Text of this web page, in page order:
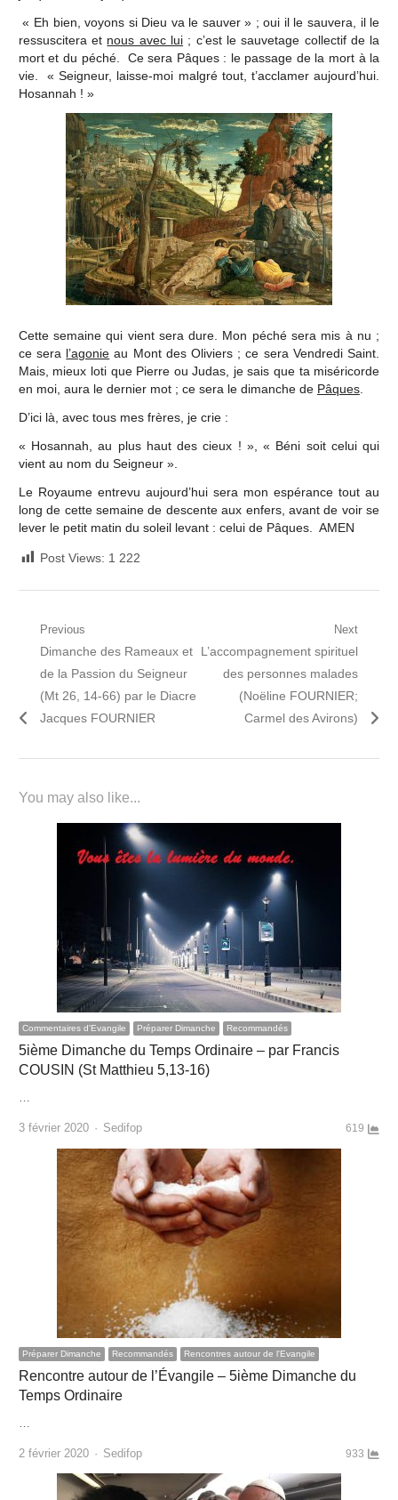
« Eh bien, voyons si Dieu va le sauver » ; oui il le sauvera, il le
ressuscitera et nous avec lui ; c’est le sauvetage collectif de la
mort et du péché. Ce sera Pâques : le passage de la mort à la
vie. « Seigneur, laisse-moi malgré tout, t’acclamer aujourd’hui.
Hosannah ! »
Cette semaine qui vient sera dure. Mon péché sera mis à nu ;
ce sera l’agonie au Mont des Oliviers ; ce sera Vendredi Saint.
Mais, mieux loti que Pierre ou Judas, je sais que ta miséricorde
en moi, aura le dernier mot ; ce sera le dimanche de Pâques.
D’ici là, avec tous mes frères, je crie :
« Hosannah, au plus haut des cieux ! », « Béni soit celui qui
vient au nom du Seigneur ».
Le Royaume entrevu aujourd’hui sera mon espérance tout au
long de cette semaine de descente aux enfers, avant de voir se
lever le petit matin du soleil levant : celui de Pâques. AMEN
Post Views: 1 222
Navigation
l’article
Previous
Previous
post:
Dimanche des Rameaux et
de la Passion du Seigneur
(Mt 26, 14-66) par le Diacre
Jacques FOURNIER
Next
Next
post:
L’accompagnement spirituel
des personnes malades
(Noëline FOURNIER;
Carmel des Avirons)
You may also like...
Commentaires d'Evangile Préparer Dimanche Recommandés
5ième Dimanche du Temps Ordinaire – par Francis
COUSIN (St Matthieu 5,13-16)
3 février 2020 Author
Sedifop 619
Préparer Dimanche Recommandés Rencontres autour de l'Evangile
Rencontre autour de l’Évangile – 5ième Dimanche du
Temps Ordinaire
2 février 2020 Author
Sedifop 933